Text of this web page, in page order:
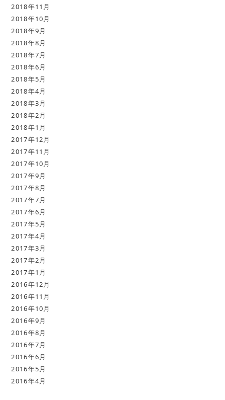
2018年11月
2018年10月
2018年9月
2018年8月
2018年7月
2018年6月
2018年5月
2018年4月
2018年3月
2018年2月
2018年1月
2017年12月
2017年11月
2017年10月
2017年9月
2017年8月
2017年7月
2017年6月
2017年5月
2017年4月
2017年3月
2017年2月
2017年1月
2016年12月
2016年11月
2016年10月
2016年9月
2016年8月
2016年7月
2016年6月
2016年5月
2016年4月